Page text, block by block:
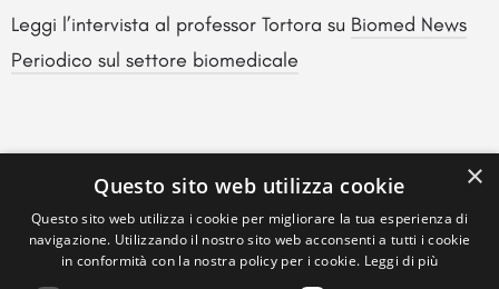
Leggi l’intervista al professor Tortora su Biomed News
Periodico sul settore biomedicale
×
Questo sito web utilizza cookie
Questo sito web utilizza i cookie per migliorare la tua esperienza di
navigazione. Utilizzando il nostro sito web acconsenti a tutti i cookie
in conformità con la nostra policy per i cookie. Leggi di più